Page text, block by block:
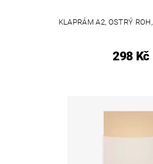
KLAPRÁM A2, OSTRÝ
298 Kč